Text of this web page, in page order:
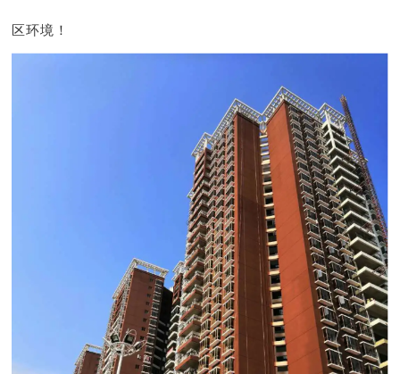
区环境！